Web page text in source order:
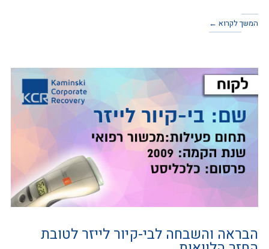
המשך לקרוא ←
הבראה והשבחה לבי-קיור לייזר לטובת